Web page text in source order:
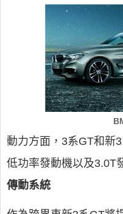
動力方面，3系GT和新
低功率發動機以及3.0T
傳動系統